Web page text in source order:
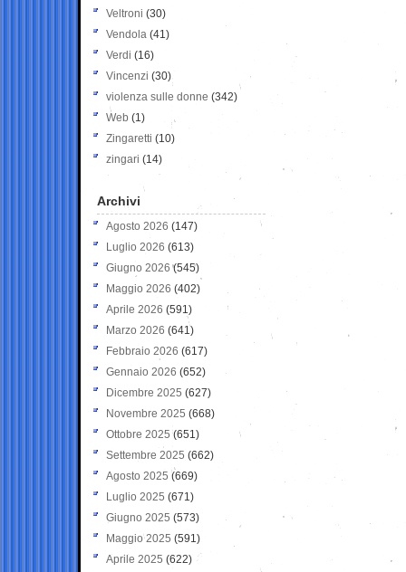
Veltroni (30)
Vendola (41)
Verdi (16)
Vincenzi (30)
violenza sulle donne (342)
Web (1)
Zingaretti (10)
zingari (14)
Archivi
Agosto 2026 (147)
Luglio 2026 (613)
Giugno 2026 (545)
Maggio 2026 (402)
Aprile 2026 (591)
Marzo 2026 (641)
Febbraio 2026 (617)
Gennaio 2026 (652)
Dicembre 2025 (627)
Novembre 2025 (668)
Ottobre 2025 (651)
Settembre 2025 (662)
Agosto 2025 (669)
Luglio 2025 (671)
Giugno 2025 (573)
Maggio 2025 (591)
Aprile 2025 (622)